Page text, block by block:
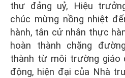
thư đảng uỷ, Hiệu
chúc mừng nồng nhiệt
hành, tân cử nhân thực
hoàn thành chặng
thành từ môi trường giáo
động, hiện đại của Nhà